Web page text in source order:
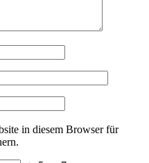
in diesem Browser für